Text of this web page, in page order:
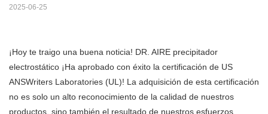
2025-06-25
¡Hoy te traigo una buena noticia! DR. AIRE precipitador
electrostático ¡Ha aprobado con éxito la certificación de US
ANSWriters Laboratories (UL)! La adquisición de esta certificación
no es solo un alto reconocimiento de la calidad de nuestros
productos, sino también el resultado de nuestros esfuerzos